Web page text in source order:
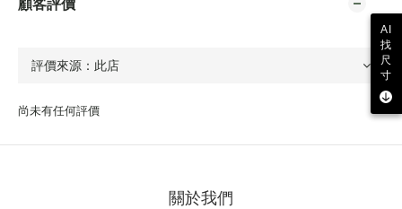
尚未有任何評價
關於我們
AI
找
尺
寸